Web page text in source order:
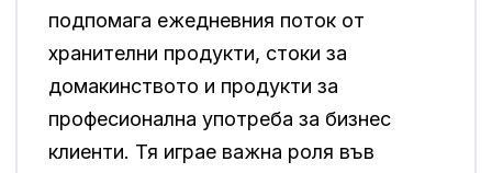
подпомага ежедневния поток от
хранителни продукти, стоки за
домакинството и продукти за
професионална употреба за бизнес
клиенти. Тя играе важна роля във